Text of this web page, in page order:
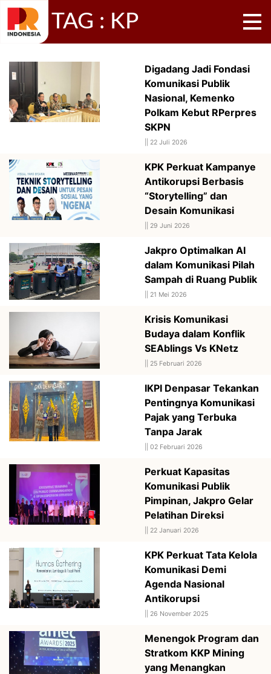
TAG : KP
Digadang Jadi Fondasi
Komunikasi Publik
Nasional, Kemenko
Polkam Kebut RPerpres
SKPN
22 Juli 2026
KPK Perkuat Kampanye
Antikorupsi Berbasis
“Storytelling” dan
Desain Komunikasi
29 Juni 2026
Jakpro Optimalkan AI
dalam Komunikasi Pilah
Sampah di Ruang Publik
21 Mei 2026
Krisis Komunikasi
Budaya dalam Konflik
SEAblings Vs KNetz
25 Februari 2026
IKPI Denpasar Tekankan
Pentingnya Komunikasi
Pajak yang Terbuka
Tanpa Jarak
02 Februari 2026
Perkuat Kapasitas
Komunikasi Publik
Pimpinan, Jakpro Gelar
Pelatihan Direksi
22 Januari 2026
KPK Perkuat Tata Kelola
Komunikasi Demi
Agenda Nasional
Antikorupsi
26 November 2025
Menengok Program dan
Stratkom KKP Mining
yang Menangkan